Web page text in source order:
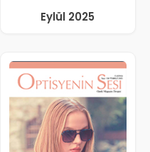
Eylül 2025